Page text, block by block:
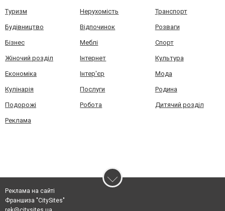
Туризм Нерухомість Транспорт
Будівництво Відпочинок Розваги
Бізнес Меблі Спорт
Жіночий розділ Інтернет Культура
Економіка Інтер'єр Мода
Кулінарія Послуги Родина
Подорожі Робота Дитячий розділ
Реклама
Реклама на сайті
Франшиза "CitySites"